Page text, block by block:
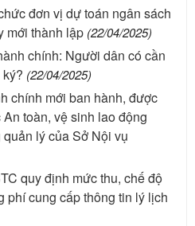
đơn vị dự toán ngân sách
mới thành lập (22/04/2025)
chính: Người dân có cần
(22/04/2025)
chính mới ban hành, được
toàn, vệ sinh lao động
lý của Sở Nội vụ
quy định mức thu, chế độ
phí cung cấp thông tin lý lịch